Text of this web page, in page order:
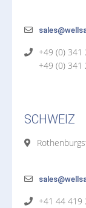
+49 (0)
+49 (0)
SCHWEIZ
+41 44 419